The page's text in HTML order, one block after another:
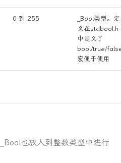
0 到 255
_Bool类型。定
义在stdbool.h
中定义了
bool/true/
宏便于使用
也放入到整数类型中进行